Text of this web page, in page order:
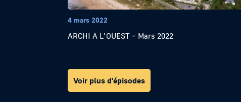
4 mars 2022
ARCHI A L’OUEST – Mars 2022
Voir plus d'épisodes